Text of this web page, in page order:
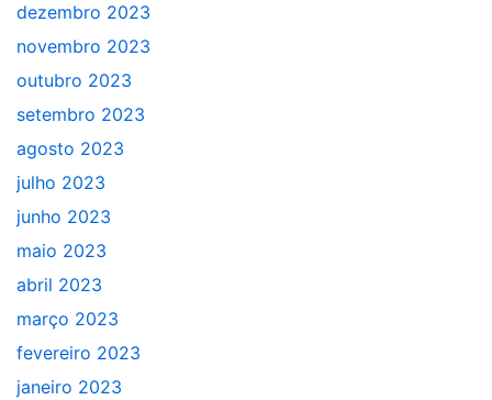
dezembro 2023
novembro 2023
outubro 2023
setembro 2023
agosto 2023
julho 2023
junho 2023
maio 2023
abril 2023
março 2023
fevereiro 2023
janeiro 2023